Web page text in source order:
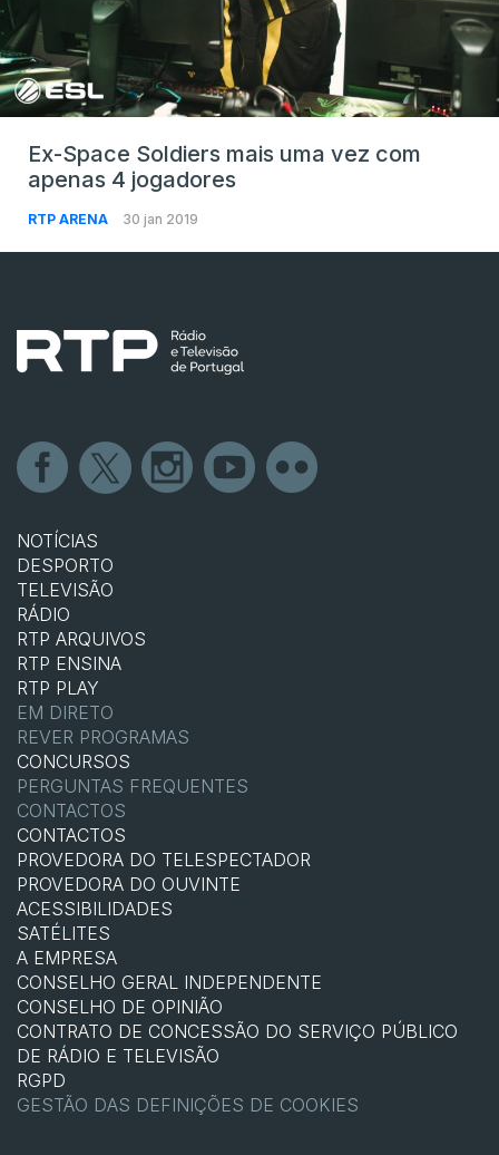
Ex-Space Soldiers mais uma vez com
apenas 4 jogadores
RTP ARENA 30 jan 2019
NOTÍCIAS
DESPORTO
TELEVISÃO
RÁDIO
RTP ARQUIVOS
RTP ENSINA
RTP PLAY
EM DIRETO
REVER PROGRAMAS
CONCURSOS
PERGUNTAS FREQUENTES
CONTACTOS
CONTACTOS
PROVEDORA DO TELESPECTADOR
PROVEDORA DO OUVINTE
ACESSIBILIDADES
SATÉLITES
A EMPRESA
CONSELHO GERAL INDEPENDENTE
CONSELHO DE OPINIÃO
CONTRATO DE CONCESSÃO DO SERVIÇO PÚBLICO
DE RÁDIO E TELEVISÃO
RGPD
GESTÃO DAS DEFINIÇÕES DE COOKIES